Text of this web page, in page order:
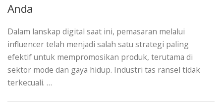
Anda
Dalam lanskap digital saat ini, pemasaran melalui
influencer telah menjadi salah satu strategi paling
efektif untuk mempromosikan produk, terutama di
sektor mode dan gaya hidup. Industri tas ransel tidak
terkecuali. …